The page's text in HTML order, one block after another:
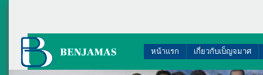
หน้าแรก เกี่ยวกับเบ็ญจมาศ